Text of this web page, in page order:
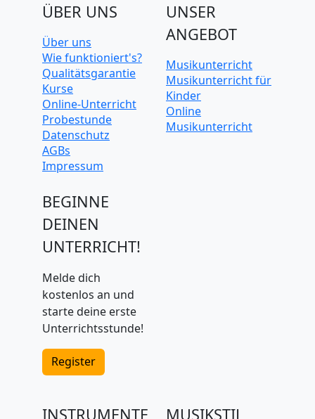
ÜBER UNS
Über uns
Wie funktioniert's?
Qualitätsgarantie
Kurse
Online-Unterricht
Probestunde
Datenschutz
AGBs
Impressum
BEGINNE
DEINEN
UNTERRICHT!
Melde dich
kostenlos an und
starte deine erste
Unterrichtsstunde!
Register
UNSER
ANGEBOT
Musikunterricht
Musikunterricht für
Kinder
Online
Musikunterricht
INSTRUMENTE MUSIKSTIL